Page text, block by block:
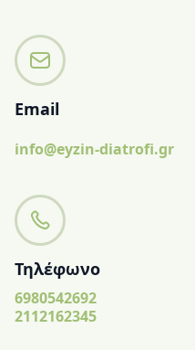
Email
info@eyzin-diatrofi.gr
Τηλέφωνο
6980542692
2112162345